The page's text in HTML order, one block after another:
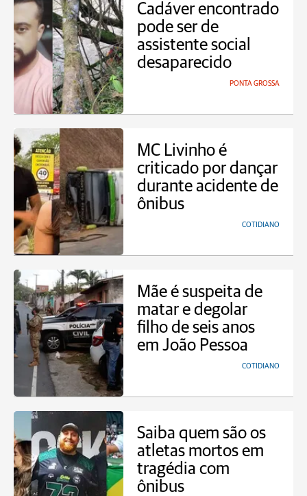
Cadáver encontrado
pode ser de
assistente social
desaparecido
PONTA GROSSA
MC Livinho é
criticado por dançar
durante acidente de
ônibus
COTIDIANO
Mãe é suspeita de
matar e degolar
filho de seis anos
em João Pessoa
COTIDIANO
Saiba quem são os
atletas mortos em
tragédia com
ônibus